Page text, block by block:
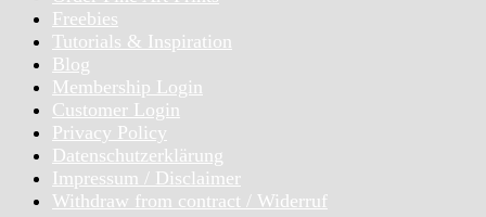
Freebies
Tutorials & Inspiration
Blog
Membership Login
Customer Login
Privacy Policy
Datenschutzerklärung
Impressum / Disclaimer
Withdraw from contract / Widerruf